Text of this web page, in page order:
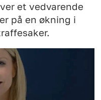
et vedvarende
på en økning i